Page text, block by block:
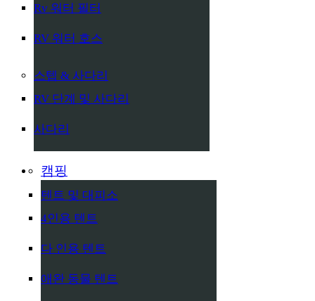
Rv 워터 필터
RV 워터 호스
스텝 & 사다리
RV 단계 및 사다리
사다리
캠핑
텐트 및 대피소
4인용 텐트
다 인용 텐트
애완 동물 텐트